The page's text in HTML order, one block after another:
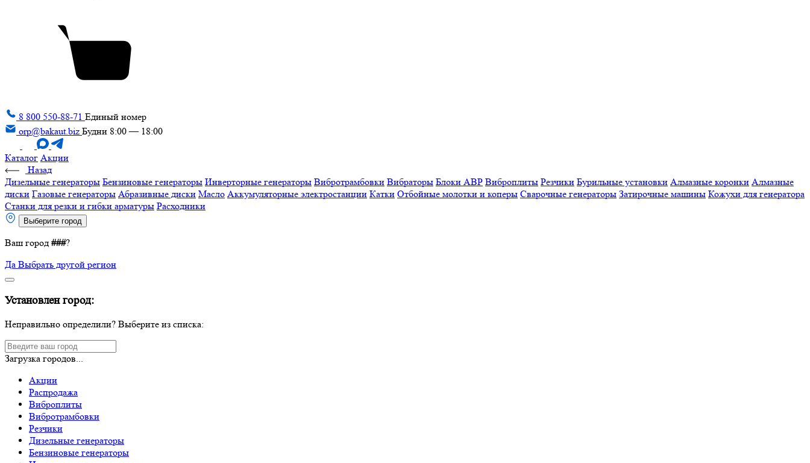
8 800 550-88-71 Единый номер
orp@bakaut.biz Будни 8:00 — 18:00
Каталог Акции
Назад
Дизельные генераторы Бензиновые генераторы Инверторные генераторы Вибротрамбовки Вибраторы Блоки АВР Виброплиты Резчики Бурильные установки Алмазные коронки Алмазные
диски Газовые генераторы Абразивные диски Масло Аккумуляторные электростанции Катки Отбойные молотки и коперы Сварочные генераторы Затирочные машины Кожухи для генератора
Станки для резки и гибки арматуры Расходники
Выберите город
Ваш город ###?
Да Выбрать другой регион
Установлен город:
Неправильно определили? Выберите из списка:
Загрузка городов...
Акции
Распродажа
Виброплиты
Вибротрамбовки
Резчики
Дизельные генераторы
Бензиновые генераторы